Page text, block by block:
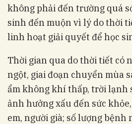
không phải đến trường quá
sinh đến muộn vì lý do thời
linh hoạt giải quyết để học
Thời gian qua do thời tiết có
ngột, giai đoạn chuyển mùa
ẩm không khí thấp, trời lạnh
ảnh hưởng xấu đến sức
em, người già; số lượng